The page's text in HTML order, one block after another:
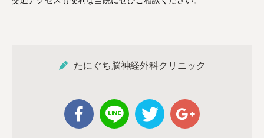
たにぐち脳神経外科クリニック